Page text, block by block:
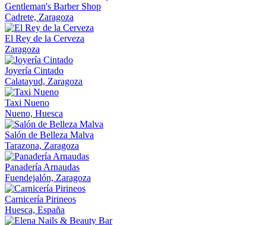
Gentleman's Barber Shop
Cadrete, Zaragoza
El Rey de la Cerveza
Zaragoza
Joyería Cintado
Calatayud, Zaragoza
Taxi Nueno
Nueno, Huesca
Salón de Belleza Malva
Tarazona, Zaragoza
Panadería Arnaudas
Fuendejalón, Zaragoza
Carnicería Pirineos
Huesca, España